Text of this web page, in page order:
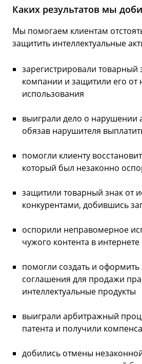
Каких результатов мы
Мы помогаем клиентам
защитить интеллектуальные
зарегистрировали товарный
компании и защитили его от
использования
выиграли дело о нарушении
обязав нарушителя
помогли клиенту
который был незаконно
защитили товарный знак от
конкурентами, добившись
оспорили неправомерное
чужого контента в интернете
помогли создать и
соглашения для продажи
интеллектуальные продукты
выиграли арбитражный
патента и получили
добились отмены